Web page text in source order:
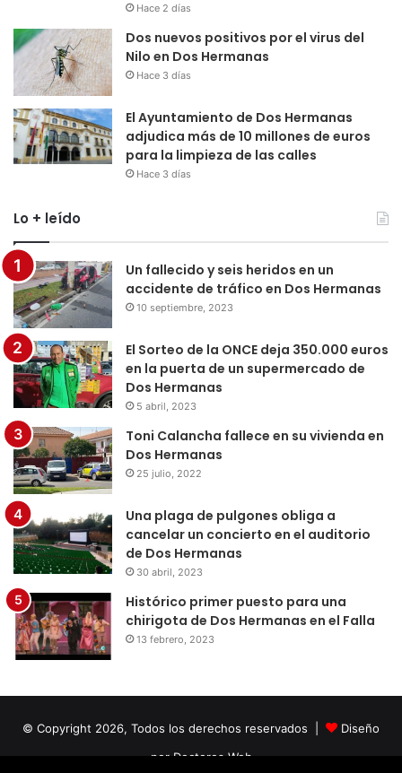
Hace 2 días
Dos nuevos positivos por el virus del
Nilo en Dos Hermanas
Hace 3 días
El Ayuntamiento de Dos Hermanas
adjudica más de 10 millones de euros
para la limpieza de las calles
Hace 3 días
Lo + leído
Un fallecido y seis heridos en un
accidente de tráfico en Dos Hermanas
10 septiembre, 2023
El Sorteo de la ONCE deja 350.000 euros
en la puerta de un supermercado de
Dos Hermanas
5 abril, 2023
Toni Calancha fallece en su vivienda en
Dos Hermanas
25 julio, 2022
Una plaga de pulgones obliga a
cancelar un concierto en el auditorio
de Dos Hermanas
30 abril, 2023
Histórico primer puesto para una
chirigota de Dos Hermanas en el Falla
13 febrero, 2023
© Copyright 2026, Todos los derechos reservados |
Diseño
por Doctores Web